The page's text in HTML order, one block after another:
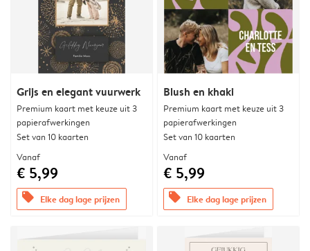
Grijs en elegant vuurwerk
Premium kaart met keuze uit 3
papierafwerkingen
Set van 10 kaarten
Vanaf
€ 5,99
offers Elke dag lage prijzen
Blush en khaki
Premium kaart met keuze uit 3
papierafwerkingen
Set van 10 kaarten
Vanaf
€ 5,99
offers Elke dag lage prijzen